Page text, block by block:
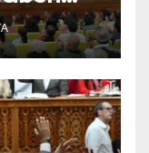
Gómez